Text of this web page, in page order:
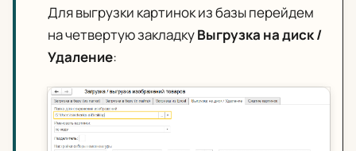
Для выгрузки картинок из базы перейдем
на четвертую закладкуВыгрузка на диск/
Удаление: